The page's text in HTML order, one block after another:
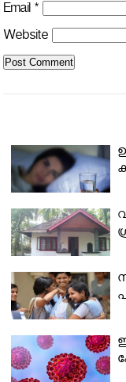
Email *
Website